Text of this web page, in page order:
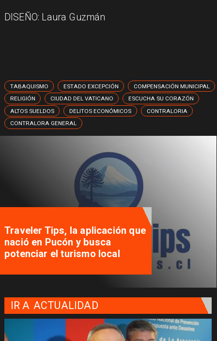
DISEÑO: Laura Guzmán
TABAQUISMO ESTADO EXCEPCIÓN
COMPENSACIÓN MUNICIPAL
RELIGIÓN
CIUDAD DEL VATICANO
ESCUCHA SU CORAZÓN
ALTOS SUELDOS
DELITOS ECONÓMICOS
CONTRALORIA
CONTRALORA GENERAL
Traveler Tips, la aplicación que
nació en Pucón y busca
potenciar el turismo local
IR A ACTUALIDAD